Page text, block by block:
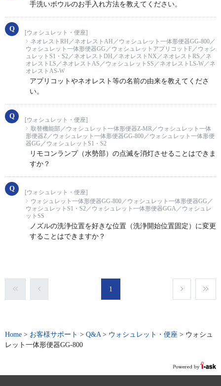
手洗いボウルのお手入れ方法を教えてください。
[ウォシュレット・便座]
ネオレストRH／ネオレストAH／ウォシュレット一体形便器GG-800／
ウォシュレット一体形便器GG／ウォシュレットアプリコットF／ウォシ
ュレットS1・S2／ネオレストDH／ネオレストNX／ネオレストRS／ネ
オレストLS／ネオレストAS／ウォシュレットSS／ネオレストLS-W／ネ
オレストAS-W
アプリコットやネオレスト等の名前の由来を教えてくださ
い。
[ウォシュレット・便座]
取替機能部／ウォシュレット一体形便器Z-MR／ウォシュレット一体
形便器Z／ウォシュレット一体形便器GG-800／ウォシュレット一体形便
器GG／ウォシュレットS1・S2
リモコンランプ（水勢部）の点滅を消灯させることはできま
すか？
[ウォシュレット・便座]
ウォシュレット一体形便器GG-800／ウォシュレット一体形便器GG／
ウォシュレットS1・S2／ウォシュレット一体形便器GGA／ウォシュレ
ットSS
ノズルの洗浄位置を好きな位置（洗浄開始位置固定）に変更
することはできますか？
1
Home > お客様サポート > Q&A> ウォシュレット・便座 > ウォシュ
レット一体形便器GG-800